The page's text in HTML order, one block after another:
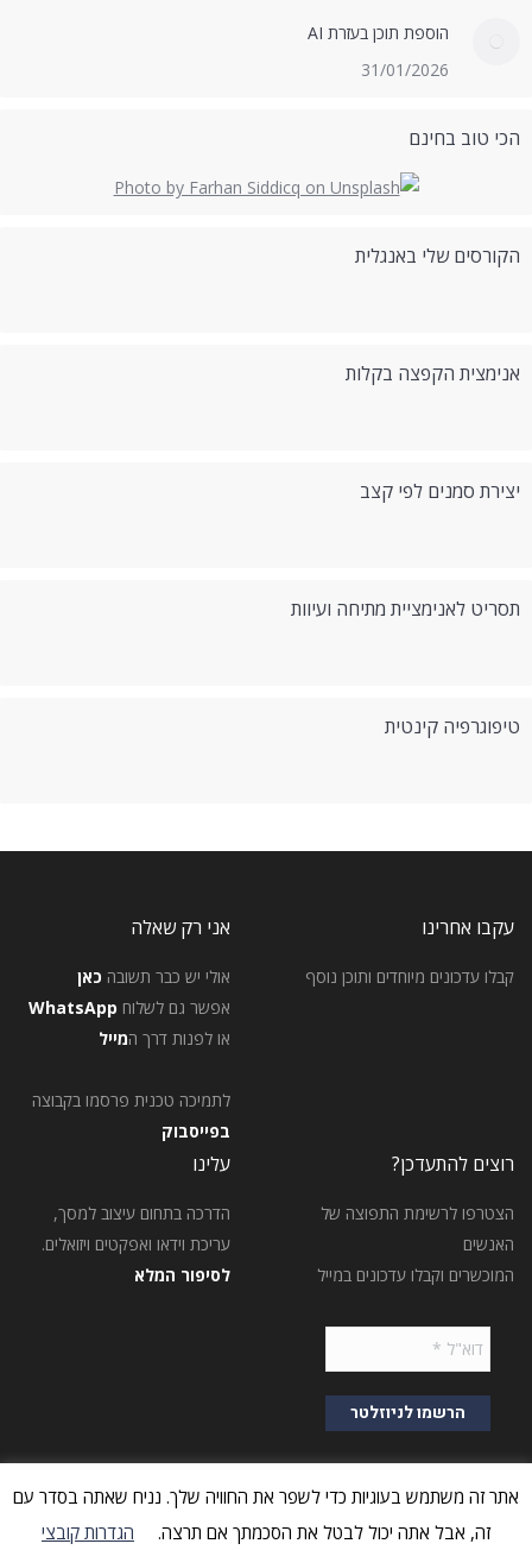
הוספת תוכן בעזרת AI
31/01/2026
הכי טוב בחינם
הקורסים שלי באנגלית
אנימצית הקפצה בקלות
יצירת סמנים לפי קצב
תסריט לאנימציית מתיחה ועיוות
טיפוגרפיה קינטית
עקבו אחרינו
קבלו עדכונים מיוחדים ותוכן נוסף
אני רק שאלה
אולי יש כבר תשובה כאן
אפשר גם לשלוח WhatsApp
או לפנות דרך המייל
לתמיכה טכנית פרסמו בקבוצה
בפייסבוק
רוצים להתעדכן?
הצטרפו לרשימת התפוצה של
האנשים
המוכשרים וקבלו עדכונים במייל
עלינו
הדרכה בתחום עיצוב למסך,
עריכת וידאו ואפקטים ויזואלים.
לסיפור המלא
אתר זה משתמש בעוגיות כדי לשפר את החוויה שלך. נניח שאתה בסדר עם
זה, אבל אתה יכול לבטל את הסכמתך אם תרצה.
הגדרות קובצי